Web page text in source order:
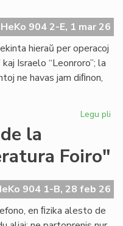
HeKo 904 2-E, 1 mar 26
hieraŭ per operacoj
Israelo “Leonroro”; la
ne havas jam diﬁnon,
Legu pli
la
Foiro"
904 1-B, 28 feb 26
en ﬁzika alesto de